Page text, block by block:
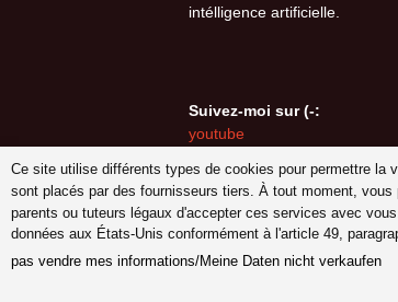
intélligence artificielle.
Suivez-moi sur (-:
youtube
Pinterest
Ce site utilise différents types de cookies pour permettre la
sont placés par des fournisseurs tiers. À tout moment,
parents ou tuteurs légaux d'accepter ces services avec
données aux États-Unis conformément à l'article 49,
pas vendre mes informations/Meine Daten nicht verkaufen